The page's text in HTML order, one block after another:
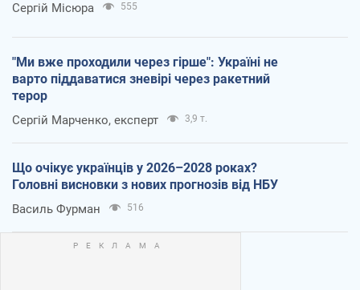
Сергій Місюра 555
"Ми вже проходили через гірше": Україні не
варто піддаватися зневірі через ракетний
терор
Сергій Марченко, експерт 3,9 т.
Що очікує українців у 2026–2028 роках?
Головні висновки з нових прогнозів від НБУ
Василь Фурман 516